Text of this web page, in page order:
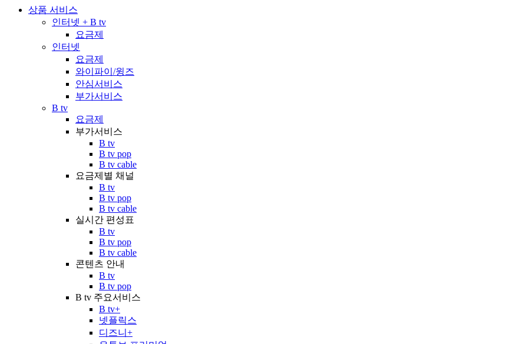
상품 서비스
인터넷 + B tv
요금제
인터넷
요금제
와이파이/윙즈
안심서비스
부가서비스
B tv
요금제
부가서비스
B tv
B tv pop
B tv cable
요금제별 채널
B tv
B tv pop
B tv cable
실시간 편성표
B tv
B tv pop
B tv cable
콘텐츠 안내
B tv
B tv pop
B tv 주요서비스
B tv+
넷플릭스
디즈니+